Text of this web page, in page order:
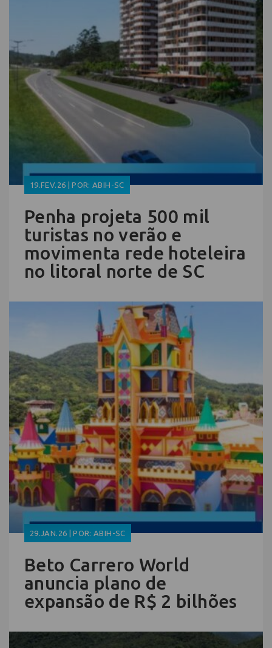
19.FEV.26 | POR: ABIH-SC
Penha projeta 500 mil
turistas no verão e
movimenta rede hoteleira
no litoral norte de SC
29.JAN.26 | POR: ABIH-SC
Beto Carrero World
anuncia plano de
expansão de R$ 2 bilhões